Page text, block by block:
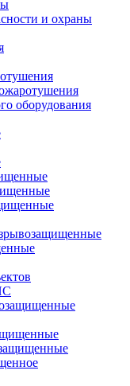
и охраны
оборудования